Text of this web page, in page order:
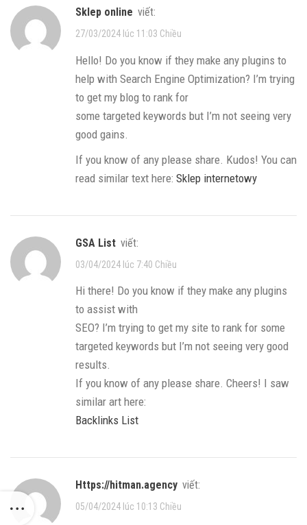
sklep online viết:
27/03/2024 lúc 11:03 Chiều
Hello! Do you know if they make any plugins to
help with Search Engine Optimization? I’m trying
to get my blog to rank for
some targeted keywords but I’m not seeing very
good gains.
If you know of any please share. Kudos! You can
read similar text here: Sklep internetowy
GSA List viết:
03/04/2024 lúc 7:40 Chiều
Hi there! Do you know if they make any plugins
to assist with
SEO? I’m trying to get my site to rank for some
targeted keywords but I’m not seeing very good
results.
If you know of any please share. Cheers! I saw
similar art here:
Backlinks List
https://hitman.agency viết:
05/04/2024 lúc 10:13 Chiều